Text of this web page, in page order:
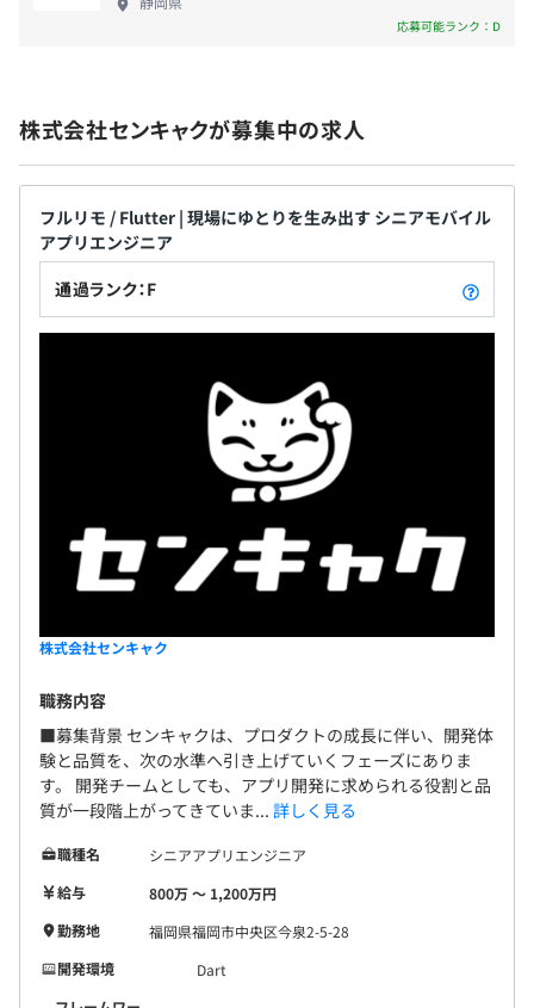
応募可能ランク：D
株式会社センキャクが募集中の求人
フルリモ / Flutter | 現場にゆとりを生み出す シニアモバイル
アプリエンジニア
通過ランク：F
株式会社センキャク
職務内容
■募集背景 センキャクは、プロダクトの成長に伴い、開発体
験と品質を、次の水準へ引き上げていくフェーズにありま
す。 開発チームとしても、アプリ開発に求められる役割と品
質が一段階上がってきていま... 詳しく見る
職種名
シニアアプリエンジニア
給与
800万 〜 1,200万円
勤務地
福岡県福岡市中央区今泉2-5-28
開発環境
Dart